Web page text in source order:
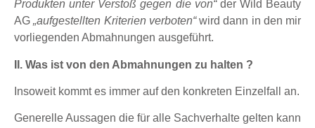
Produkten unter Verstoß gegen die von“der Wild Beauty
AG„aufgestellten Kriterien verboten“wird dann in den mir
vorliegenden Abmahnungen ausgeführt.
II. Was ist von den Abmahnungen zu halten ?
Insoweit kommt es immer auf den konkreten Einzelfall an.
Generelle Aussagen die für alle Sachverhalte gelten kann